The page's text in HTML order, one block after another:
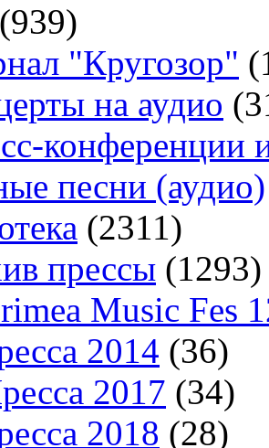
(939)
"Кругозор"
на аудио
конференции
песни (аудио)
(2311)
прессы (1293)
Music Fes
2014 (36)
2017 (34)
2018 (28)